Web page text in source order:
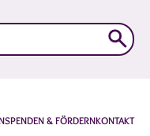
SPENDEN & FÖRDERNKONTAKT